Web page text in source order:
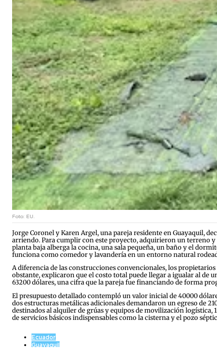
Foto: EU.
Jorge Coronel y Karen Argel, una pareja residente en Guayaquil,
arriendo. Para cumplir con este proyecto, adquirieron un terreno
planta baja alberga la cocina, una sala pequeña, un baño y el
funciona como comedor y lavandería en un entorno natural
A diferencia de las construcciones convencionales, los
obstante, explicaron que el costo total puede llegar a igualar al de
63200 dólares, una cifra que la pareja fue financiando de forma
El presupuesto detallado contempló un valor inicial de 40000
dos estructuras metálicas adicionales demandaron un egreso de
destinados al alquiler de grúas y equipos de movilización
de servicios básicos indispensables como la cisterna y el pozo
Ecuador
Guayaquil